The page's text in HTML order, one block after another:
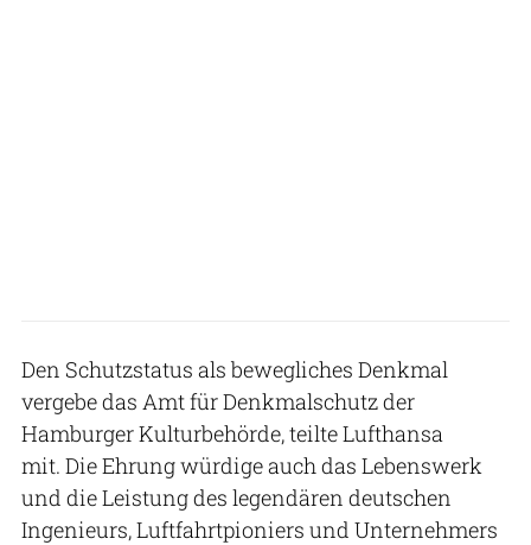
Den Schutzstatus als bewegliches Denkmal
vergebe das Amt für Denkmalschutz der
Hamburger Kulturbehörde, teilte Lufthansa
mit. Die Ehrung würdige auch das Lebenswerk
und die Leistung des legendären deutschen
Ingenieurs, Luftfahrtpioniers und Unternehmers